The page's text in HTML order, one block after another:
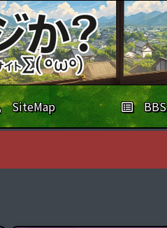
SiteMap BBS